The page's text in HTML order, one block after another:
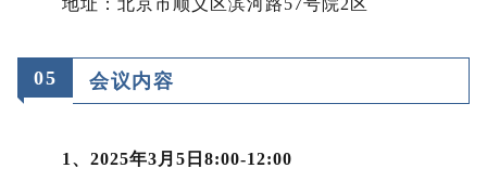
地址：北京市顺义区滨河路57号院2区
05 会议内容
1、2025年3月5日8:00-12:00